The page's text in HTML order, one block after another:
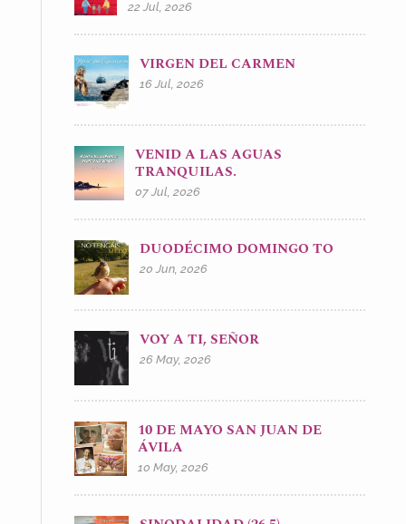
22 Jul, 2026
VIRGEN DEL CARMEN
16 Jul, 2026
VENID A LAS AGUAS
TRANQUILAS.
07 Jul, 2026
DUODÉCIMO DOMINGO TO
20 Jun, 2026
VOY A TI, SEÑOR
26 May, 2026
10 DE MAYO SAN JUAN DE
ÁVILA
10 May, 2026